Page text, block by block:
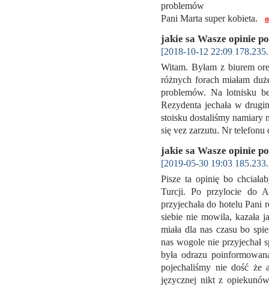
problemów
Pani Marta super kobieta.
jakie sa Wasze opinie
[2018-10-12 22:09
Witam. Byłam z biurem
różnych forach miałam
problemów. Na lotnisku
Rezydenta jechała w
stoisku dostaliśmy namiary
się vez zarzutu. Nr
jakie sa Wasze opinie
[2019-05-30 19:03
Pisze ta opinię bo
Turcji. Po przylocie do
przyjechała do hotelu Pani
siebie nie mowila, kazała
miała dla nas czasu bo
nas wogole nie przyjechał
była odrazu
pojechaliśmy nie dość że
języcznej nikt z